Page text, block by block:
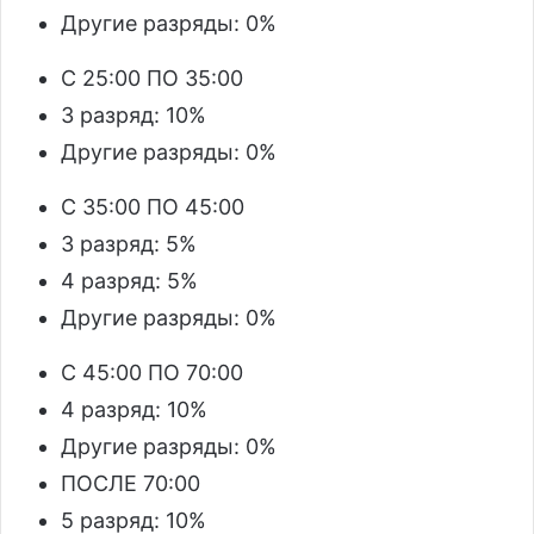
Другие разряды: 0%
С 25:00 ПО 35:00
3 разряд: 10%
Другие разряды: 0%
С 35:00 ПО 45:00
3 разряд: 5%
4 разряд: 5%
Другие разряды: 0%
С 45:00 ПО 70:00
4 разряд: 10%
Другие разряды: 0%
ПОСЛЕ 70:00
5 разряд: 10%